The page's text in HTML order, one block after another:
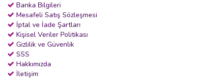
Banka Bilgileri
Mesafeli Satış Sözleşmesi
İptal ve İade Şartları
Kişisel Veriler Politikası
Gizlilik ve Güvenlik
SSS
Hakkımızda
İletişim